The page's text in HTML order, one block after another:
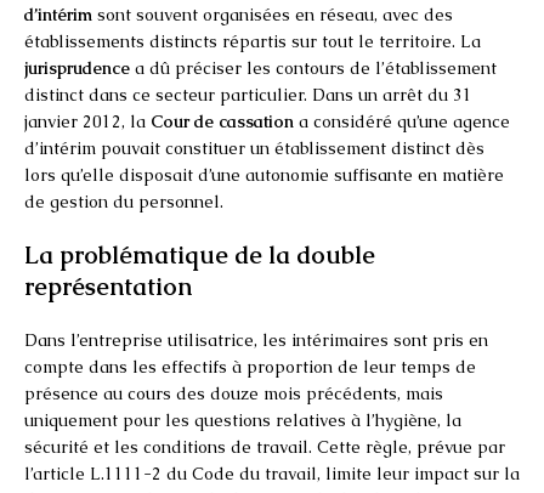
d’intérim sont souvent organisées en réseau, avec des
établissements distincts répartis sur tout le territoire. La
jurisprudence a dû préciser les contours de l’établissement
distinct dans ce secteur particulier. Dans un arrêt du 31
janvier 2012, la Cour de cassation a considéré qu’une agence
d’intérim pouvait constituer un établissement distinct dès
lors qu’elle disposait d’une autonomie suffisante en matière
de gestion du personnel.
La problématique de la double
représentation
Dans l’entreprise utilisatrice, les intérimaires sont pris en
compte dans les effectifs à proportion de leur temps de
présence au cours des douze mois précédents, mais
uniquement pour les questions relatives à l’hygiène, la
sécurité et les conditions de travail. Cette règle, prévue par
l’article L.1111-2 du Code du travail, limite leur impact sur la